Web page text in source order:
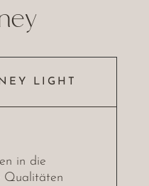
LIGHT
in die
Qualitäten